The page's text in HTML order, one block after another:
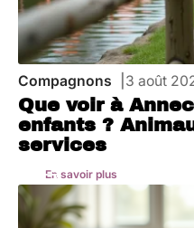
Compagnons 3 août
Que voir à
enfants ?
services
En savoir plus